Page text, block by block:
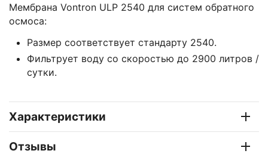
Мембрана Vontron ULP 2540 для систем обратного
осмоса:
Размер соответствует стандарту 2540.
Фильтрует воду со скоростью до 2900 литров /
сутки.
Характеристики
Отзывы